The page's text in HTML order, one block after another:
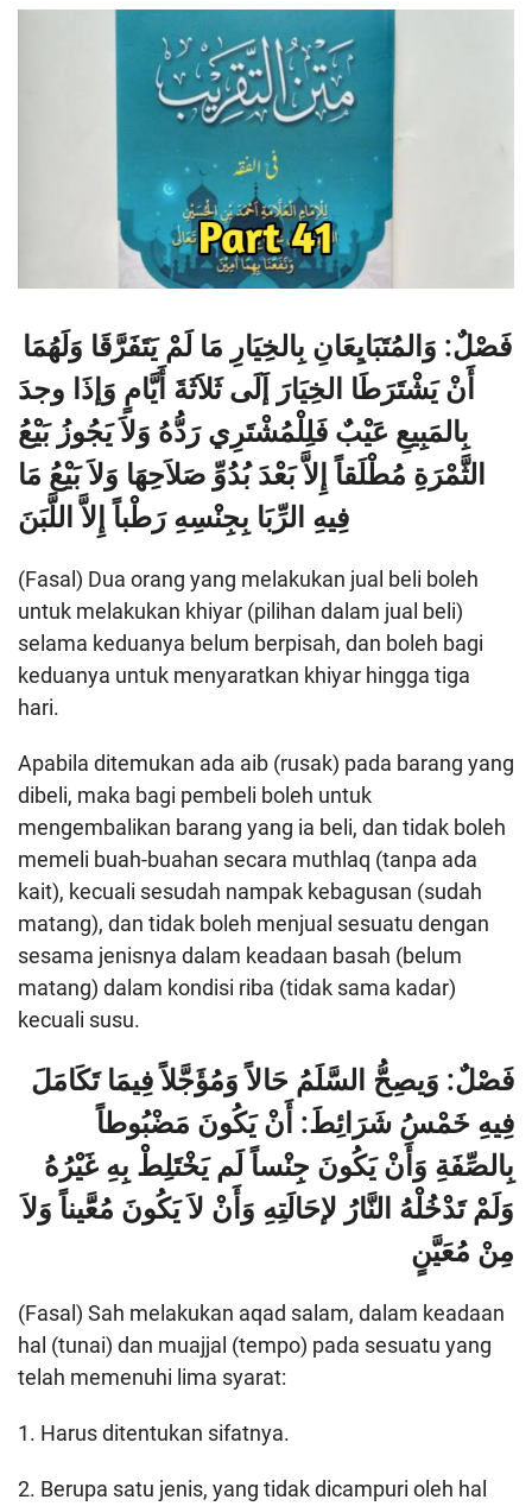
فَصْلٌ: وَالمُتَبَايِعَانِ بِالخِيَارِ مَا لَمْ يَتَفَرَّقَا وَلَهُمَا
أَنْ يَشْتَرَطَا الخِيَارَ إَلَى ثَلاَثَةَ أَيَّامٍ وَإذَا وجدَ
بِالمَبِيعِ عَيْبٌ فَلِلْمُشْتَرِي رَدُّهُ وَلاَ يَجُوزُ بَيْعُ
الثَّمْرَةِ مُطْلَقاً إِلاَّ بَعْدَ بُدُوِّ صَلاَحِهَا وَلاَ بَيْعُ مَا
فِيهِ الرِّبَا بِجِنْسِهِ رَطْباً إِلاَّ اللَّبَنَ
(Fasal) Dua orang yang melakukan jual beli boleh
untuk melakukan khiyar (pilihan dalam jual beli)
selama keduanya belum berpisah, dan boleh bagi
keduanya untuk menyaratkan khiyar hingga tiga
hari.
Apabila ditemukan ada aib (rusak) pada barang yang
dibeli, maka bagi pembeli boleh untuk
mengembalikan barang yang ia beli, dan tidak boleh
memeli buah-buahan secara muthlaq (tanpa ada
kait), kecuali sesudah nampak kebagusan (sudah
matang), dan tidak boleh menjual sesuatu dengan
sesama jenisnya dalam keadaan basah (belum
matang) dalam kondisi riba (tidak sama kadar)
kecuali susu.
فَصْلٌ: وَيصِحُّ السَّلَمُ حَالاً وَمُؤَجَّلاً فِيمَا تَكَامَلَ
فِيهِ خَمْسُ شَرَائِطَ: أَنْ يَكُونَ مَضْبُوطاً
بِالصِّفَةِ وَأَنْ يَكُونَ جِنْساً لَم يَخْتَلِطْ بِهِ غَيْرُهُ
وَلَمْ تَدْخُلْهُ النَّارُ لإحَالَتِهِ وَأَنْ لاَ يَكُونَ مُعََّيناً وَلاَ
مِنْ مُعَيَّنٍ
(Fasal) Sah melakukan aqad salam, dalam keadaan
hal (tunai) dan muajjal (tempo) pada sesuatu yang
telah memenuhi lima syarat:
1. Harus ditentukan sifatnya.
2. Berupa satu jenis, yang tidak dicampuri oleh hal